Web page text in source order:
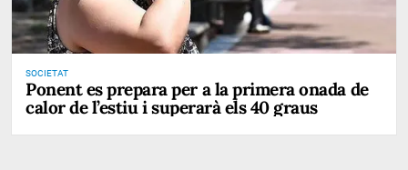
SOCIETAT
Ponent es prepara per a la primera onada de
calor de l’estiu i superarà els 40 graus